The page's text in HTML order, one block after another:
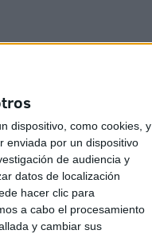
dispositivo, como cookies, y
enviada por un dispositivo
de audiencia y
datos de localización
hacer clic para
a cabo el procesamiento
y cambiar sus